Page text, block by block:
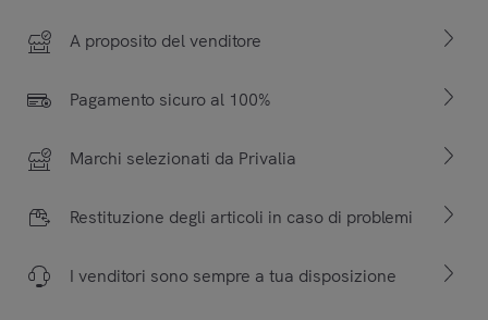
A proposito del venditore
Pagamento sicuro al 100%
Marchi selezionati da Privalia
Restituzione degli articoli in caso di problemi
I venditori sono sempre a tua disposizione